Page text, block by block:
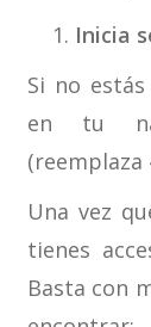
Inicia
Si no
en tu
Una vez
tienes
Basta con